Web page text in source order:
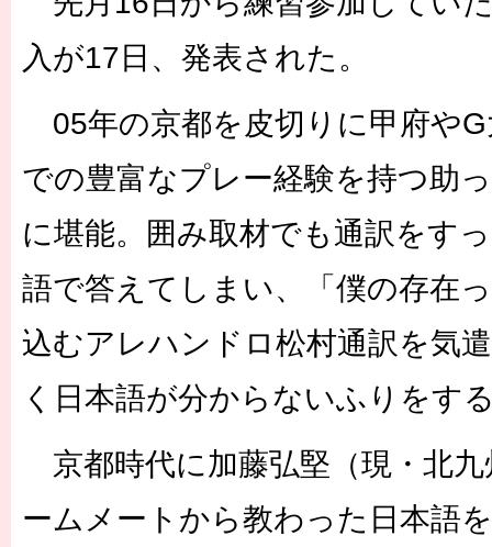
入が17日、発表された。
05年の京都を皮切りに甲府や
での豊富なプレー経験を持つ助
に堪能。囲み取材でも通訳をす
語で答えてしまい、「僕の存在
込むアレハンドロ松村通訳を気
く日本語が分からないふりをす
京都時代に加藤弘堅（現・北
ームメートから教わった日本語